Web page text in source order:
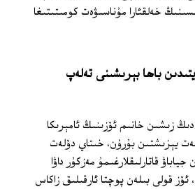
خەلقئارا مۇناسىۋەت كومىتىتىغا
باھا بېرىشىنى تەلەپ
زىشىن خانىم ئۆزىنىڭ ئامېرىكا
يېزىشتىن بۇرۇن، خىتاي دۆلەت
قاتارلىقلارغىمۇ مەزكۇر داۋا
قولى بىلەن پوچتا ئارقىلىق زاكاس